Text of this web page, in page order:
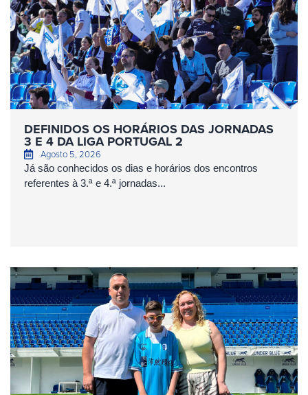
DEFINIDOS OS HORÁRIOS DAS JORNADAS
3 E 4 DA LIGA PORTUGAL 2
Agosto 5, 2026
Já são conhecidos os dias e horários dos encontros
referentes à 3.ª e 4.ª jornadas...